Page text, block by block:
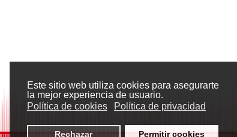
Este sitio web utiliza cookies para asegurarte
la mejor experiencia de usuario.
Política de cookies
Política de privacidad
Rechazar Permitir cookies